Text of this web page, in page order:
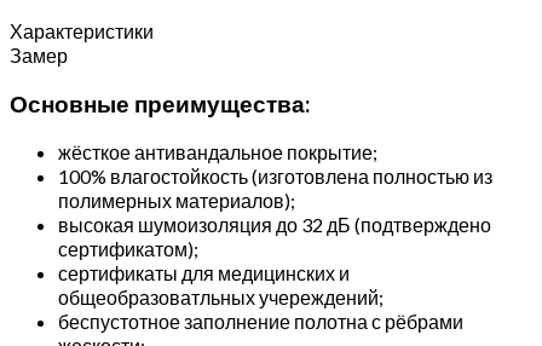
Характеристики
Замер
Основные преимущества:
жёсткое антивандальное покрытие;
100% влагостойкость (изготовлена полностью из
полимерных материалов);
высокая шумоизоляция до 32 дБ (подтверждено
сертификатом);
сертификаты для медицинских и
общеобразоватльных учереждений;
беспустотное заполнение полотна с рёбрами